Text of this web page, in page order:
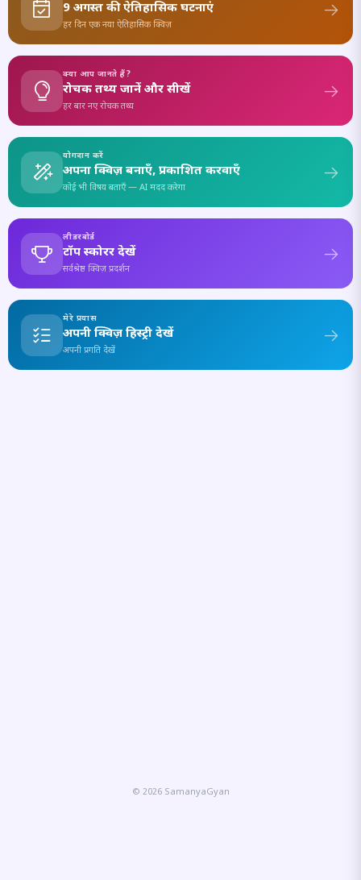
9 अगस्त की ऐतिहासिक घटनाएं
हर दिन एक नया ऐतिहासिक क्विज़
क्या आप जानते हैं?
रोचक तथ्य जानें और सीखें
हर बार नए रोचक तथ्य
योगदान करें
अपना क्विज़ बनाएँ, प्रकाशित करवाएँ
कोई भी विषय बताएँ — AI मदद करेगा
लीडरबोर्ड
टॉप स्कोरर देखें
सर्वश्रेष्ठ क्विज़ प्रदर्शन
मेरे प्रयास
अपनी क्विज़ हिस्ट्री देखें
अपनी प्रगति देखें
© 2026 SamanyaGyan